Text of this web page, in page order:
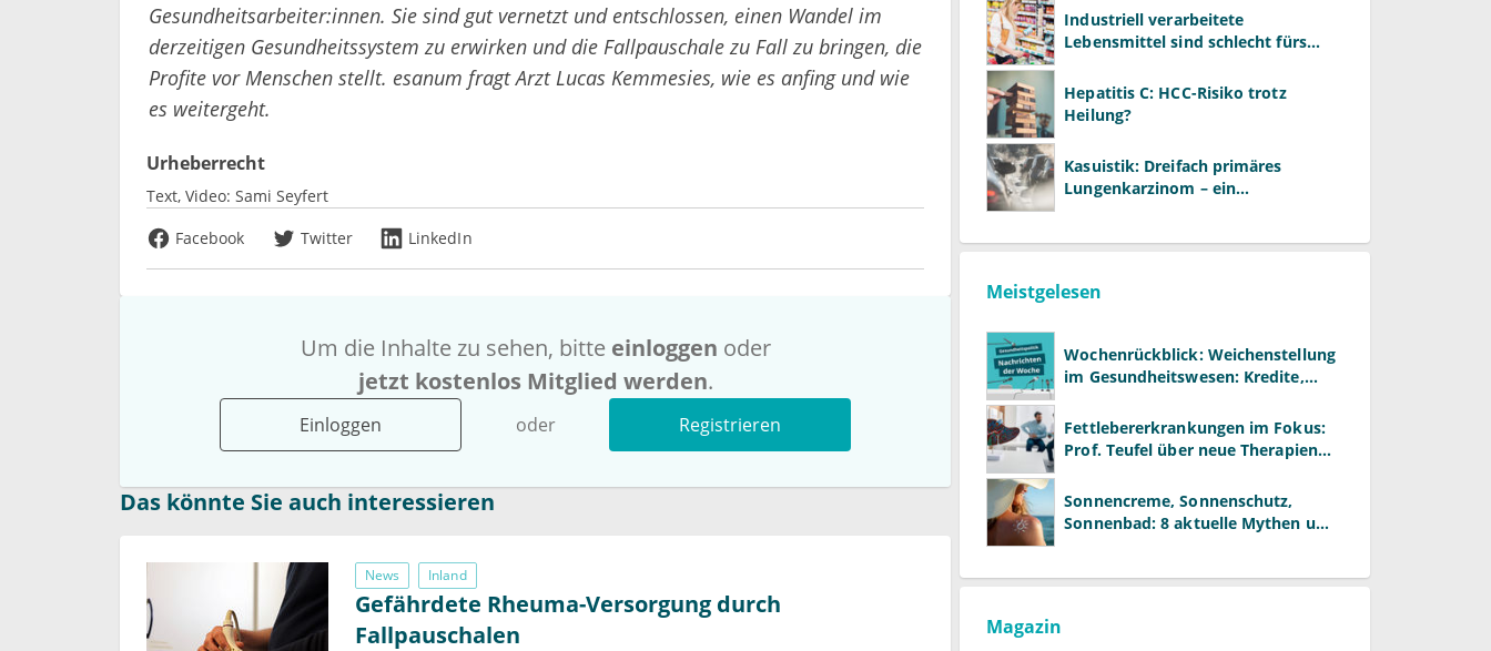
Gesundheitsarbeiter:innen. Sie sind gut vernetzt und entschlossen, einen Wandel im
derzeitigen Gesundheitssystem zu erwirken und die Fallpauschale zu Fall zu bringen, die
Profite vor Menschen stellt. esanum fragt Arzt Lucas Kemmesies, wie es anfing und wie
es weitergeht.
Urheberrecht
Text, Video: Sami Seyfert
Facebook
Twitter LinkedIn
Um die Inhalte zu sehen, bitte einloggen oder
jetzt kostenlos Mitglied werden.
Einloggen oder Registrieren
Das könnte Sie auch interessieren
News Inland
Gefährdete Rheuma-Versorgung durch
Fallpauschalen
Industriell verarbeitete
Lebensmittel sind schlecht fürs
Hepatitis C: HCC-Risiko trotz
Heilung?
Kasuistik: Dreifach primäres
Lungenkarzinom – ein
Meistgelesen
Wochenrückblick: Weichenstellung
im Gesundheitswesen: Kredite,
Fettlebererkrankungen im Fokus:
Prof. Teufel über neue Therapien
Sonnencreme, Sonnenschutz,
Sonnenbad: 8 aktuelle Mythen und
Magazin